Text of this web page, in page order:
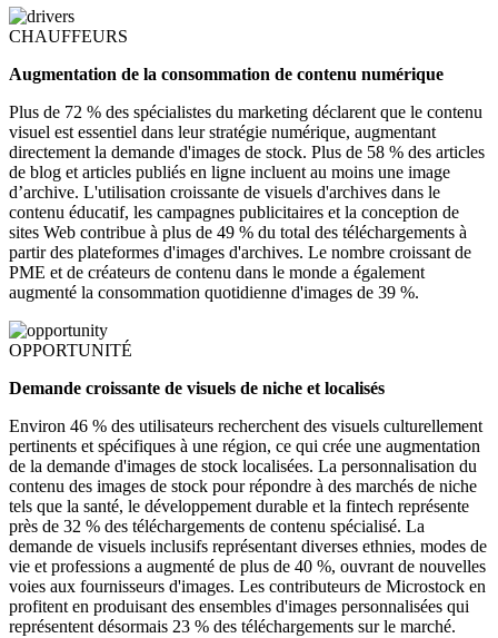
CHAUFFEURS
Augmentation de la consommation de contenu numérique
Plus de 72 % des spécialistes du marketing déclarent que le contenu
visuel est essentiel dans leur stratégie numérique, augmentant
directement la demande d'images de stock. Plus de 58 % des articles
de blog et articles publiés en ligne incluent au moins une image
d’archive. L'utilisation croissante de visuels d'archives dans le
contenu éducatif, les campagnes publicitaires et la conception de
sites Web contribue à plus de 49 % du total des téléchargements à
partir des plateformes d'images d'archives. Le nombre croissant de
PME et de créateurs de contenu dans le monde a également
augmenté la consommation quotidienne d'images de 39 %.
OPPORTUNITÉ
Demande croissante de visuels de niche et localisés
Environ 46 % des utilisateurs recherchent des visuels culturellement
pertinents et spécifiques à une région, ce qui crée une augmentation
de la demande d'images de stock localisées. La personnalisation du
contenu des images de stock pour répondre à des marchés de niche
tels que la santé, le développement durable et la fintech représente
près de 32 % des téléchargements de contenu spécialisé. La
demande de visuels inclusifs représentant diverses ethnies, modes de
vie et professions a augmenté de plus de 40 %, ouvrant de nouvelles
voies aux fournisseurs d'images. Les contributeurs de Microstock en
profitent en produisant des ensembles d'images personnalisées qui
représentent désormais 23 % des téléchargements sur le marché.